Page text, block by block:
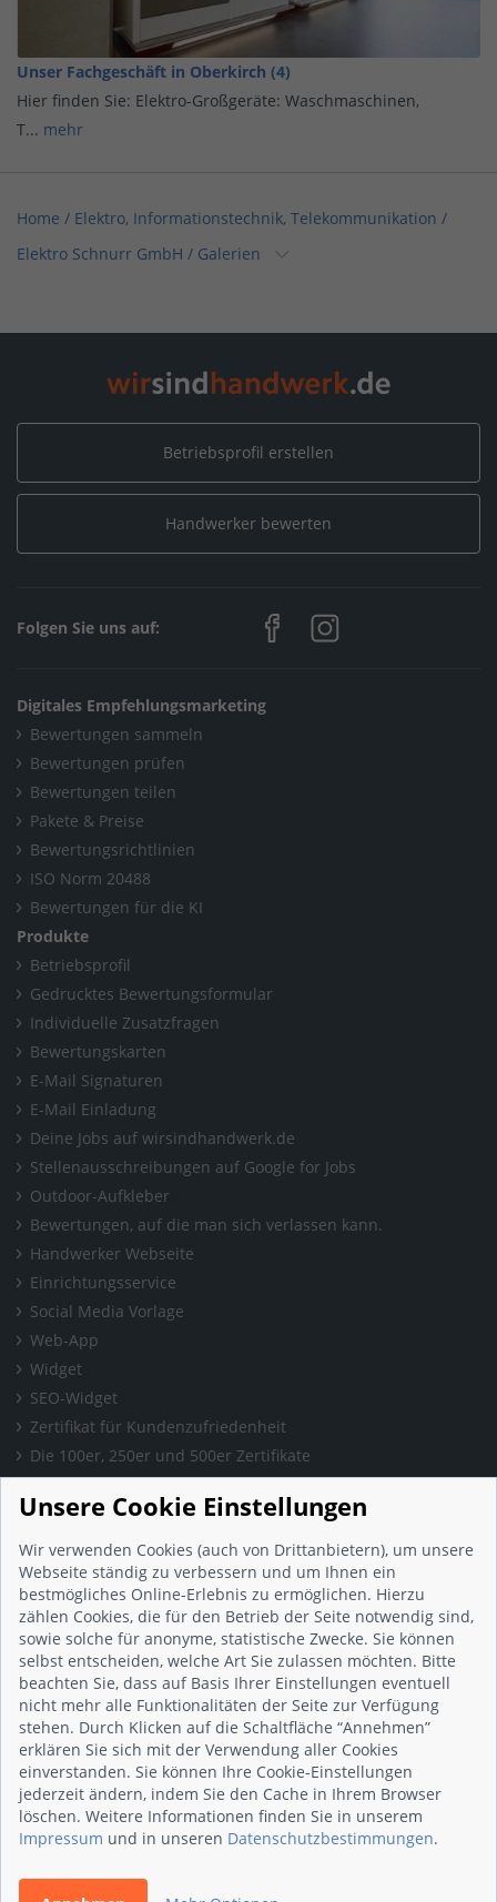
Unser Fachgeschäft in Oberkirch (4)
Hier finden Sie: Elektro-Großgeräte: Waschmaschinen,
T... mehr
Home / Elektro, Informationstechnik, Telekommunikation /
Elektro Schnurr GmbH / Galerien
Elektro, Informationstechnik, Telekommunikation /
Informationstechnik
Baden-Württemberg / Oberkirch /
Elektro Schnurr GmbH / Galerien
Betriebsprofil erstellen
Handwerker bewerten
Folgen Sie uns auf:
Digitales Empfehlungsmarketing
Bewertungen sammeln
Bewertungen prüfen
Bewertungen teilen
Pakete & Preise
Bewertungsrichtlinien
ISO Norm 20488
Bewertungen für die KI
Produkte
Betriebsprofil
Gedrucktes Bewertungsformular
Individuelle Zusatzfragen
Bewertungskarten
E-Mail Signaturen
E-Mail Einladung
Deine Jobs auf wirsindhandwerk.de
Stellenausschreibungen auf Google for Jobs
Outdoor-Aufkleber
Bewertungen, auf die man sich verlassen kann.
Handwerker Webseite
Einrichtungsservice
Social Media Vorlage
Web-App
Widget
SEO-Widget
Zertifikat für Kundenzufriedenheit
Die 100er, 250er und 500er Zertifikate
Presse & Wissen
Presse und Informationen
Blog
Häufig gestellte Fragen (FAQ)
Studie: Digitalisierungsbarometer
Initiative gegen Fake-Bewertungen
Kunden Informationen
Beratungsgespräch vereinbaren
Impressum
Datenschutz
AGB
Nutzungsbedingungen
Kontakt
Unsere Cookie Einstellungen
Wir verwenden Cookies (auch von Drittanbietern), um unsere
Webseite ständig zu verbessern und um Ihnen ein
bestmögliches Online-Erlebnis zu ermöglichen. Hierzu
zählen Cookies, die für den Betrieb der Seite notwendig sind,
sowie solche für anonyme, statistische Zwecke. Sie können
selbst entscheiden, welche Art Sie zulassen möchten. Bitte
beachten Sie, dass auf Basis Ihrer Einstellungen eventuell
nicht mehr alle Funktionalitäten der Seite zur Verfügung
stehen. Durch Klicken auf die Schaltfläche “Annehmen”
erklären Sie sich mit der Verwendung aller Cookies
einverstanden. Sie können Ihre Cookie-Einstellungen
jederzeit ändern, indem Sie den Cache in Ihrem Browser
löschen. Weitere Informationen finden Sie in unserem
Impressum und in unseren Datenschutzbestimmungen.